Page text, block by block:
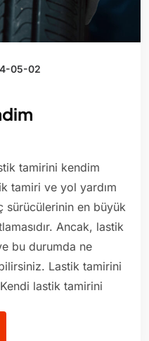
05-02
tamirini kendim
tamiri ve yol yardım
sürücülerinin en büyük
Ancak, lastik
bu durumda ne
Lastik tamirini
lastik tamirini